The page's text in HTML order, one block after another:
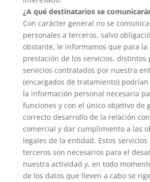
¿A qué destinatarios se
Con carácter general no se
personales a terceros, salvo
obstante, le informamos que para la
prestación de los servicios, distintos
servicios contratados por nuestra
(encargados de tratamiento) podrían
la información personal necesaria
funciones y con el único objetivo de
correcto desarrollo de la relación
comercial y dar cumplimiento a las
legales de la entidad. Estos
terceros son necesarios para el
nuestra actividad y, en todo
de los datos que lleven a cabo se